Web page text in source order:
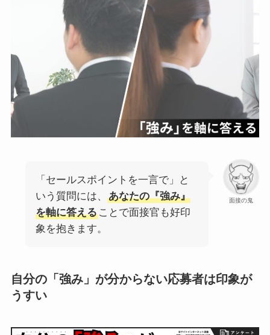
面接の鬼
「セールスポイントを一言で」と
いう質問には、
あなたの『強み』
を軸に答えることで面接官も好印
象を抱きます。
自分の「強み」が分からない応募者は印象が
うすい